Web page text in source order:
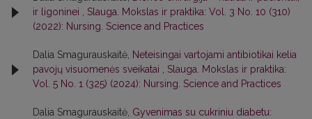
ir ligoninei , Slauga. Mokslas ir praktika: Vol. 3 No. 10 (310)
(2022): Nursing. Science and Practices
Dalia Smagurauskaitė, Neteisingai vartojami antibiotikai kelia
pavojų visuomenės sveikatai , Slauga. Mokslas ir praktika:
Vol. 5 No. 1 (325) (2024): Nursing. Science and Practices
Dalia Smagurauskaitė, Gyvenimas su cukriniu diabetu: